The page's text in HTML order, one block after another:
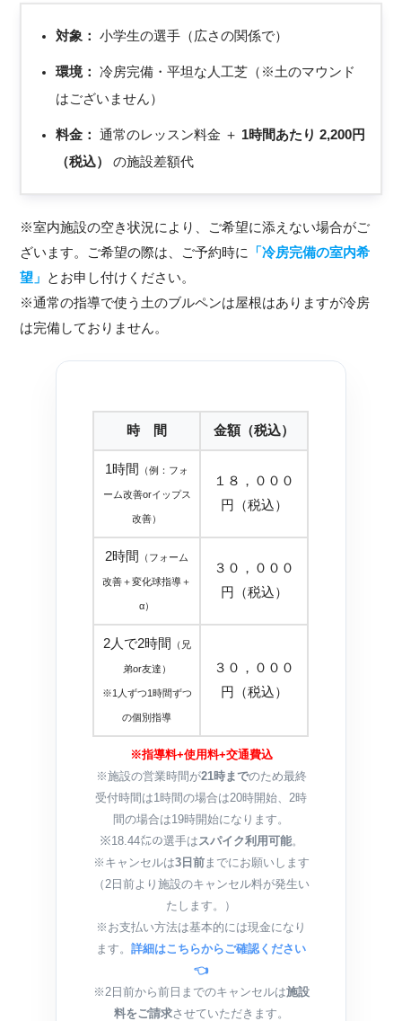
対象： 小学生の選手（広さの関係で）
環境：
冷房完備・平坦な人工芝（※土のマウンド
はございません）
料金： 通常のレッスン料金 ＋ 1時間あたり 2,200円
（税込）
の施設差額代
※室内施設の空き状況により、ご希望に添えない場合がご
ざいます。ご希望の際は、ご予約時に
「冷房完備の室内希
望」
とお申し付けください。
※通常の指導で使う土のブルペンは屋根はありますが冷房
は完備しておりません。
時 間 金額（税込）
1時間 （例：フォ
ーム改善orイップス
改善）
１８，０００
円（税込）
2時間 （フォーム
改善＋変化球指導＋
α）
３０，０００
円（税込）
2人で2時間 （兄
弟or友達）
※1人ずつ1時間ずつ
の個別指導
３０，０００
円（税込）
※指導料+使用料+交通費込
※施設の営業時間が21時までのため最終
受付時間は1時間の場合は20時開始、2時
間の場合は19時開始になります。
※18.44㍍の選手は スパイク利用可能。
※キャンセルは3日前までにお願いします
（2日前より施設のキャンセル料が発生い
たします。）
※お支払い方法は基本的には現金になり
ます。 詳細はこちらからご確認ください
👈
※2日前から前日までのキャンセルは施設
料をご請求させていただきます。